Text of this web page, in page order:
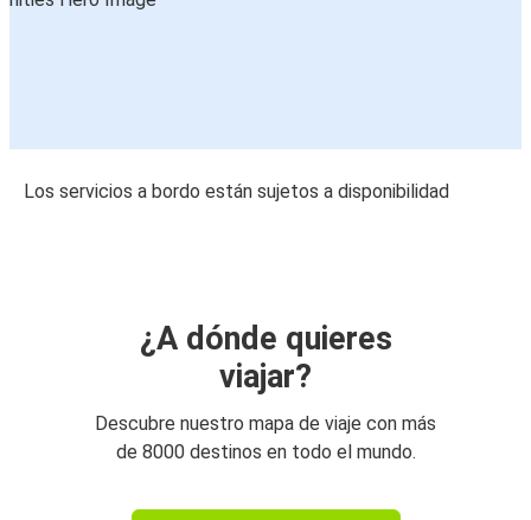
Los servicios a bordo están sujetos a disponibilidad
¿A dónde quieres
viajar?
Descubre nuestro mapa de viaje con más
de 8000 destinos en todo el mundo.